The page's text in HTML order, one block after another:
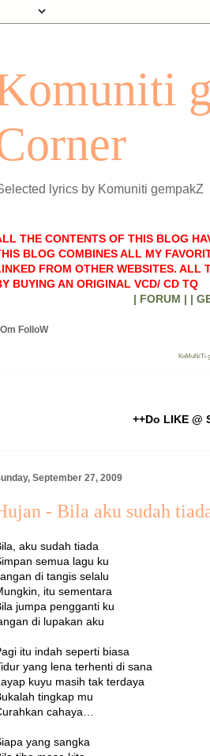
lyrics by Komuniti gempakZ
THE CONTENTS OF THIS BLOG
BLOG COMBINES ALL MY
FROM OTHER WEBSITES. ALL
BUYING AN ORIGINAL VCD/ CD TQ
| FORUM | |
FolloW
KoMuNiTi
++Do LIKE @
September 27, 2009
- Bila aku sudah
aku sudah tiada
semua lagu ku
di tangis selalu
itu sementara
jumpa pengganti ku
di lupakan aku
itu indah seperti biasa
yang lena terhenti di sana
kuyu masih tak terdaya
tingkap mu
cahaya…
yang sangka